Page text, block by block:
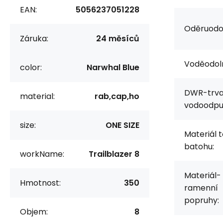
EAN: 5056237051228
Záruka: 24 měsíců
color: Narwhal Blue
material: rab,cap,ho
size: ONE SIZE
workName: Trailblazer 8
Hmotnost: 350
Objem: 8
DWR-
Materiál
batohu:
Materiál-
ramenní
popruhy: